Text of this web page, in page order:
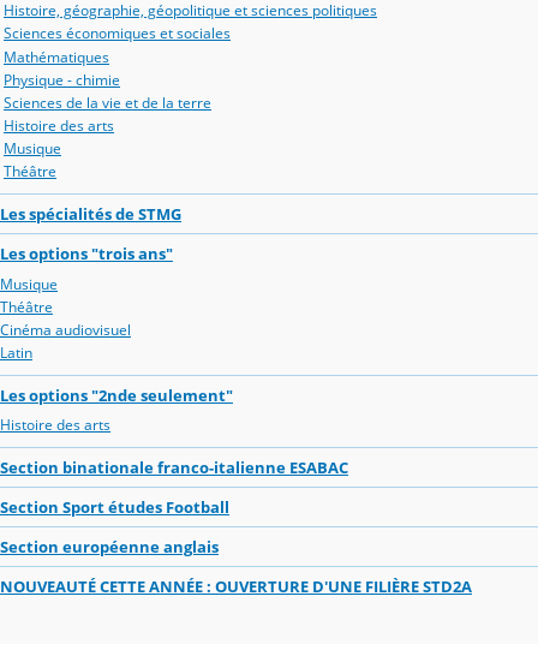
Histoire, géographie, géopolitique et sciences politiques
Sciences économiques et sociales
Mathématiques
Physique - chimie
Sciences de la vie et de la terre
Histoire des arts
Musique
Théâtre
Les spécialités de STMG
Les options "trois ans"
Musique
Théâtre
Cinéma audiovisuel
Latin
Les options "2nde seulement"
Histoire des arts
Section binationale franco-italienne ESABAC
Section Sport études Football
Section européenne anglais
NOUVEAUTÉ CETTE ANNÉE : OUVERTURE D'UNE FILIÈRE STD2A